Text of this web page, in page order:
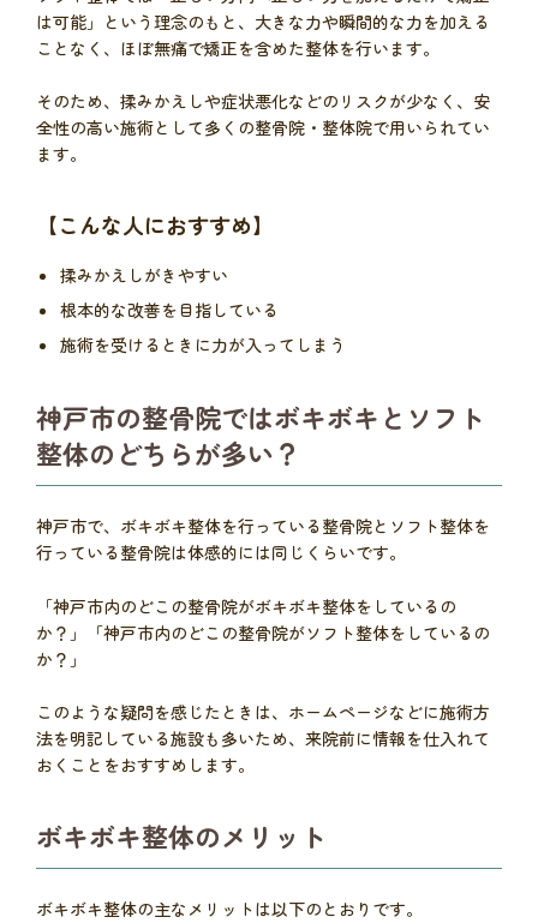
は可能」という理念のもと、大きな力や瞬間的な力を加える
ことなく、ほぼ無痛で矯正を含めた整体を行います。
そのため、揉みかえしや症状悪化などのリスクが少なく、安
全性の高い施術として多くの整骨院・整体院で用いられてい
ます。
【こんな人におすすめ】
揉みかえしがきやすい
根本的な改善を目指している
施術を受けるときに力が入ってしまう
神戸市の整骨院ではボキボキとソフト
整体のどちらが多い？
神戸市で、ボキボキ整体を行っている整骨院とソフト整体を
行っている整骨院は体感的には同じくらいです。
「神戸市内のどこの整骨院がボキボキ整体をしているの
か？」「神戸市内のどこの整骨院がソフト整体をしているの
か？」
このような疑問を感じたときは、ホームページなどに施術方
法を明記している施設も多いため、来院前に情報を仕入れて
おくことをおすすめします。
ボキボキ整体のメリット
ボキボキ整体の主なメリットは以下のとおりです。